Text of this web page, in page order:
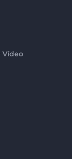
Vídeo